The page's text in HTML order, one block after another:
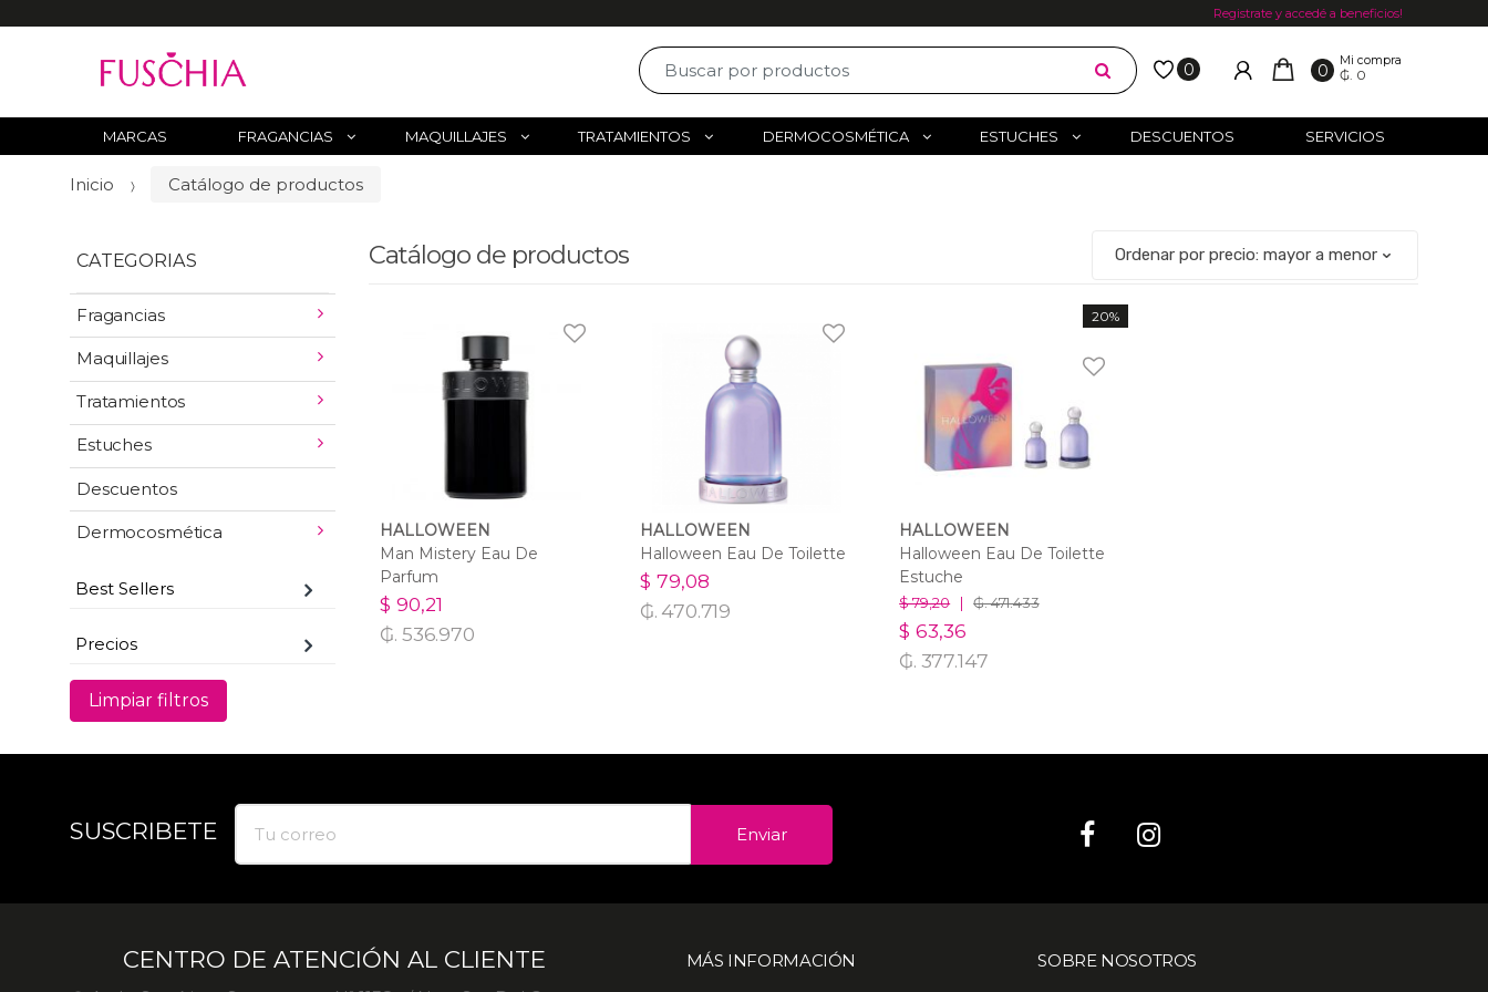
Registrate y accedé a beneficios!
c
r
:
0 0
Mi compra
₲. 0
MARCAS FRAGANCIAS MAQUILLAJES TRATAMIENTOS DERMOCOSMÉTICA ESTUCHES DESCUENTOS SERVICIOS
Inicio Catálogo de productos
Catálogo de productos
HALLOWEEN
Man Mistery Eau De
Parfum
$ 90,21
₲. 536.970
HALLOWEEN
Halloween Eau De Toilette
$ 79,08
₲. 470.719
20%
HALLOWEEN
Halloween Eau De Toilette
Estuche
$ 79,20|₲. 471.433
$ 63,36
₲. 377.147
CATEGORIAS
Fragancias
Maquillajes
Tratamientos
Estuches
Descuentos
Dermocosmética
Best Sellers
Precios
Limpiar filtros
SUSCRIBETE Enviar
CENTRO DE ATENCIÓN AL CLIENTE MÁS INFORMACIÓN SOBRE NOSOTROS